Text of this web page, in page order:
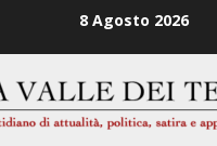
8 Agosto 2026